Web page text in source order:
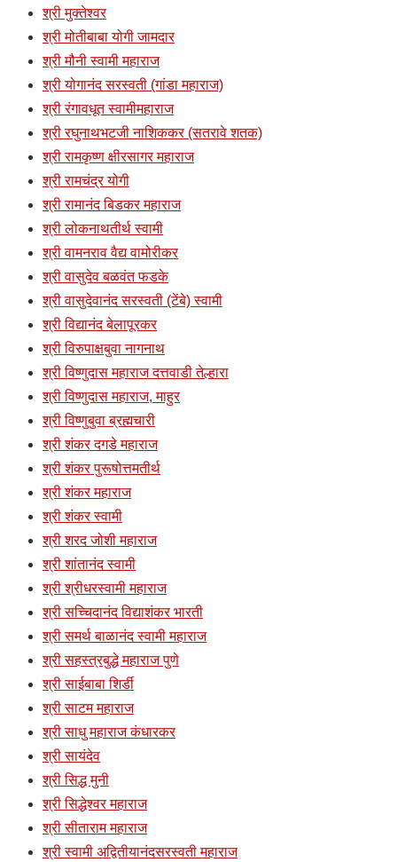
श्री मुक्तेश्वर
श्री मोतीबाबा योगी जामदार
श्री मौनी स्वामी महाराज
श्री योगानंद सरस्वती (गांडा महाराज)
श्री रंगावधूत स्वामीमहाराज
श्री रघुनाथभटजी नाशिककर (सतरावे शतक)
श्री रामकृष्ण क्षीरसागर महाराज
श्री रामचंद्र योगी
श्री रामानंद बिडकर महाराज
श्री लोकनाथतीर्थ स्वामी
श्री वामनराव वैद्य वामोरीकर
श्री वासुदेव बळवंत फडके
श्री वासुदेवानंद सरस्वती (टेंबे) स्वामी
श्री विद्यानंद बेलापूरकर
श्री विरुपाक्षबुवा नागनाथ
श्री विष्णुदास महाराज दत्तवाडी तेल्हारा
श्री विष्णुदास महाराज, माहुर
श्री विष्णुबुवा ब्रह्मचारी
श्री शंकर दगडे महाराज
श्री शंकर पुरूषोत्तमतीर्थ
श्री शंकर महाराज
श्री शंकर स्वामी
श्री शरद जोशी महाराज
श्री शांतानंद स्वामी
श्री श्रीधरस्वामी महाराज
श्री सच्चिदानंद विद्याशंकर भारती
श्री समर्थ बाळानंद स्वामी महाराज
श्री सहस्त्रबुद्धे महाराज पुणे
श्री साईबाबा शिर्डी
श्री साटम महाराज
श्री साधु महाराज कंधारकर
श्री सायंदेव
श्री सिद्ध मुनी
श्री सिद्धेश्वर महाराज
श्री सीताराम महाराज
श्री स्वामी अद्वितीयानंदसरस्वती महाराज